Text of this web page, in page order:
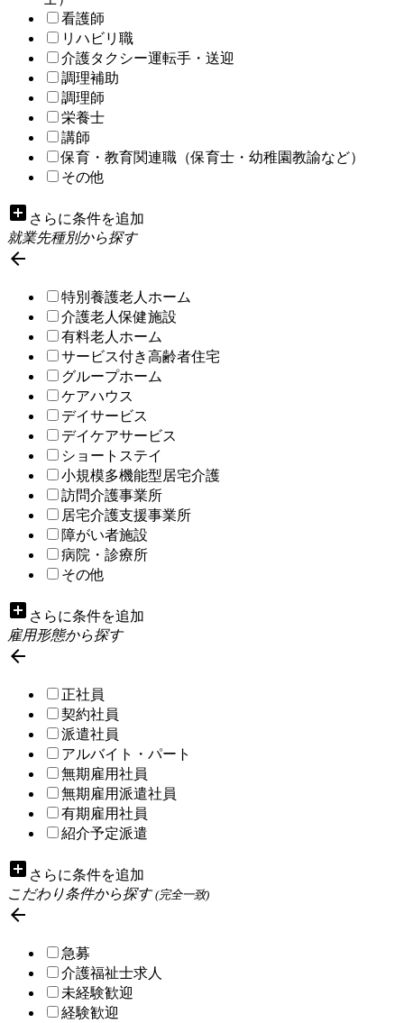
看護師
リハビリ職
介護タクシー運転手・送迎
調理補助
調理師
栄養士
講師
保育・教育関連職（保育士・幼稚園教諭など）
その他
add_box さらに条件を追加
就業先種別から探す

特別養護老人ホーム
介護老人保健施設
有料老人ホーム
サービス付き高齢者住宅
グループホーム
ケアハウス
デイサービス
デイケアサービス
ショートステイ
小規模多機能型居宅介護
訪問介護事業所
居宅介護支援事業所
障がい者施設
病院・診療所
その他
add_box さらに条件を追加
雇用形態から探す

正社員
契約社員
派遣社員
アルバイト・パート
無期雇用社員
無期雇用派遣社員
有期雇用社員
紹介予定派遣
add_box さらに条件を追加
こだわり条件から探す(完全一致)

急募
介護福祉士求人
未経験歓迎
経験歓迎